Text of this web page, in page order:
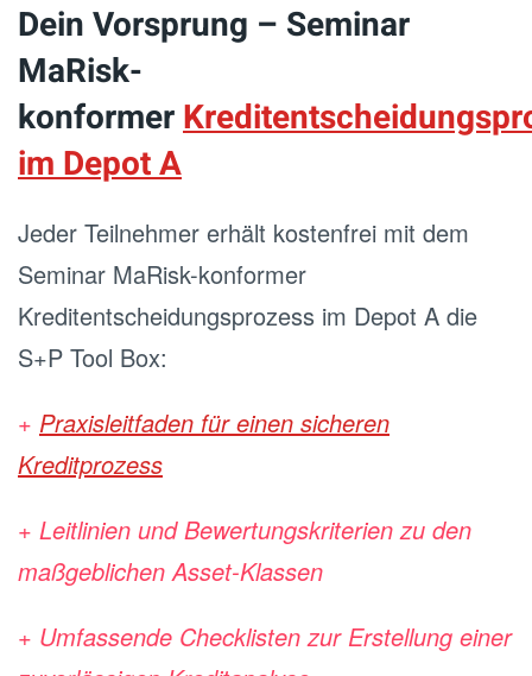
Dein Vorsprung – Seminar
MaRisk-
konformer
im Depot A
Jeder Teilnehmer erhält kostenfrei mit dem
Seminar MaRisk-konformer
Kreditentscheidungsprozess im Depot A die
S+P Tool Box:
+ Praxisleitfaden für einen sicheren
Kreditprozess
+ Leitlinien und Bewertungskriterien zu den
maßgeblichen Asset-Klassen
+ Umfassende Checklisten zur Erstellung einer